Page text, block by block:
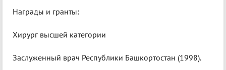
Награды и гранты:
Хирург высшей категории
Заслуженный врач Республики Башкортостан (1998).